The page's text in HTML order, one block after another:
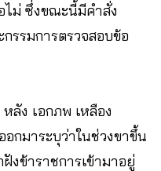
ไม่ ซึ่งขณะนี้มีคำสั่ง
รรมการตรวจสอบข้อ
ลัง เอกภพ เหลือง
อกมาระบุว่าในช่วงขาขึ้น
งข้าราชการเข้ามาอยู่